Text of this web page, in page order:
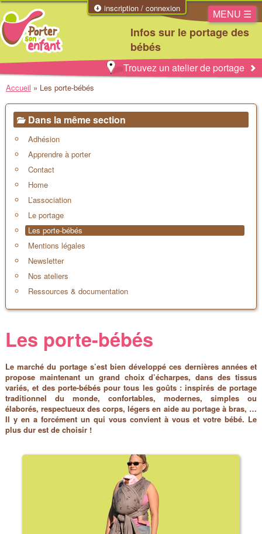
inscription / connexion
Infos sur le portage des
bébés
MENU ☰
Trouvez un atelier de portage
Accueil » Les porte-bébés
Dans la même section
Adhésion
Apprendre à porter
Contact
Home
L’association
Le portage
Les porte-bébés
Mentions légales
Newsletter
Nos ateliers
Ressources & documentation
Les porte-bébés
Le marché du portage s’est bien développé ces dernières années et
propose maintenant un grand choix d’écharpes, dans des tissus
variés, et des porte-bébés pour tous les goûts : inspirés de portage
traditionnel du monde, confortables, modernes, simples ou
élaborés, respectueux des corps, légers en aide au portage à bras, …
Il y en a forcément un qui vous convient à vous et votre bébé. Le
plus dur est de choisir !